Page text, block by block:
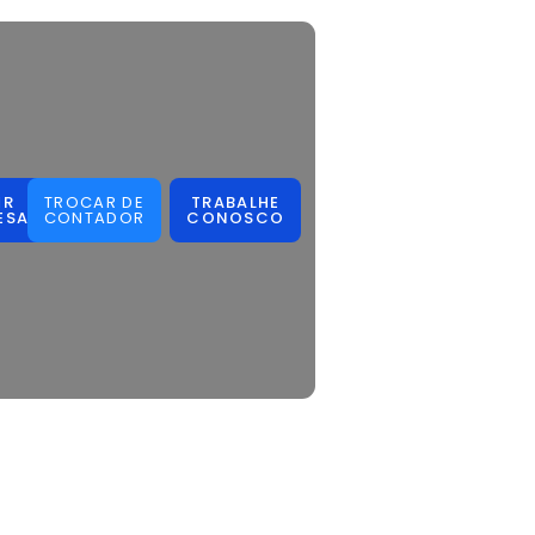
TROCAR DE
CONTADOR
TRABALHE
CONOSCO